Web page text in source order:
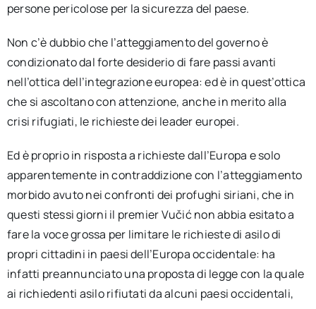
persone pericolose per la sicurezza del paese.
Non c’è dubbio che l’atteggiamento del governo è
condizionato dal forte desiderio di fare passi avanti
nell’ottica dell’integrazione europea: ed è in quest’ottica
che si ascoltano con attenzione, anche in merito alla
crisi rifugiati, le richieste dei leader europei.
Ed è proprio in risposta a richieste dall’Europa e solo
apparentemente in contraddizione con l’atteggiamento
morbido avuto nei confronti dei profughi siriani, che in
questi stessi giorni il premier Vučić non abbia esitato a
fare la voce grossa per limitare le richieste di asilo di
propri cittadini in paesi dell’Europa occidentale: ha
infatti preannunciato una proposta di legge con la quale
ai richiedenti asilo rifiutati da alcuni paesi occidentali,